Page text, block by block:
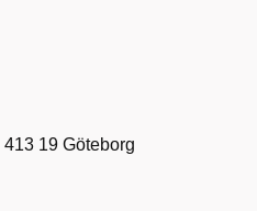
19 Göteborg